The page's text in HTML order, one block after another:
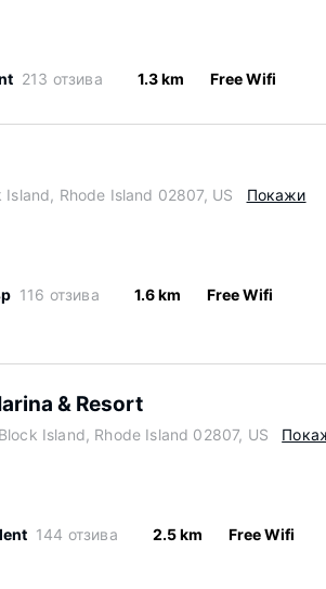
213 отзива 1.3 km Free Wifi
Rhode Island 02807, US
Покажи
116 отзива 1.6 km Free Wifi
& Resort
Island, Rhode Island 02807, US
144 отзива 2.5 km Free Wifi